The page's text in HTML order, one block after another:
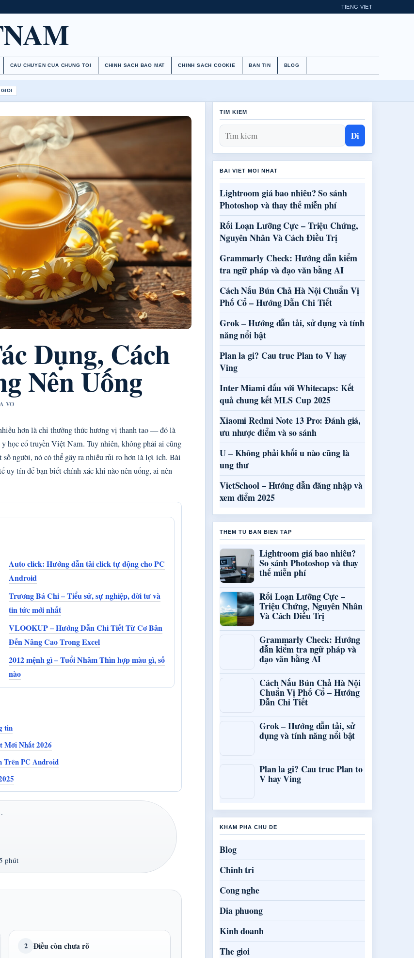
TIENG VIET
CAU CHUYEN CUA CHUNG TOI CHINH SACH BAO MAT CHINH SACH COOKIE BAN TIN BLOG
Dụng, Cách
Nên Uống
VO
hơn là chỉ thưởng thức hương vị thanh tao — đó là
học cổ truyền Việt Nam. Tuy nhiên, không phải ai cũng
người, nó có thể gây ra nhiều rủi ro hơn là lợi ích. Bài
tín để bạn biết chính xác khi nào nên uống, ai nên
Auto click: Hướng dẫn tải click tự động cho PC
Android
Trương Bá Chi – Tiểu sử, sự nghiệp, đời tư và
tin tức mới nhất
VLOOKUP – Hướng Dẫn Chi Tiết Từ Cơ Bản
Đến Nâng Cao Trong Excel
2012 mệnh gì – Tuổi Nhâm Thìn hợp màu gì, số
nào
tin
Mới Nhất 2026
Trên PC Android
phút
2 Điều còn chưa rõ
TIM KIEM
Di
BAI VIET MOI NHAT
Lightroom giá bao nhiêu? So sánh
Photoshop và thay thế miễn phí
Rối Loạn Lưỡng Cực – Triệu Chứng,
Nguyên Nhân Và Cách Điều Trị
Grammarly Check: Hướng dẫn kiểm
tra ngữ pháp và đạo văn bằng AI
Cách Nấu Bún Chả Hà Nội Chuẩn Vị
Phố Cổ – Hướng Dẫn Chi Tiết
Grok – Hướng dẫn tải, sử dụng và tính
năng nổi bật
Plan la gi? Cau truc Plan to V hay
Ving
Inter Miami đấu với Whitecaps: Kết
quả chung kết MLS Cup 2025
Xiaomi Redmi Note 13 Pro: Đánh giá,
ưu nhược điểm và so sánh
U – Không phải khối u nào cũng là
ung thư
VietSchool – Hướng dẫn đăng nhập và
xem điểm 2025
THEM TU BAN BIEN TAP
Lightroom giá bao nhiêu?
So sánh Photoshop và thay
thế miễn phí
Rối Loạn Lưỡng Cực –
Triệu Chứng, Nguyên Nhân
Và Cách Điều Trị
Grammarly Check: Hướng
dẫn kiểm tra ngữ pháp và
đạo văn bằng AI
Cách Nấu Bún Chả Hà Nội
Chuẩn Vị Phố Cổ – Hướng
Dẫn Chi Tiết
Grok – Hướng dẫn tải, sử
dụng và tính năng nổi bật
Plan la gi? Cau truc Plan to
V hay Ving
KHAM PHA CHU DE
Blog
Chinh tri
Cong nghe
Dia phuong
Kinh doanh
The gioi